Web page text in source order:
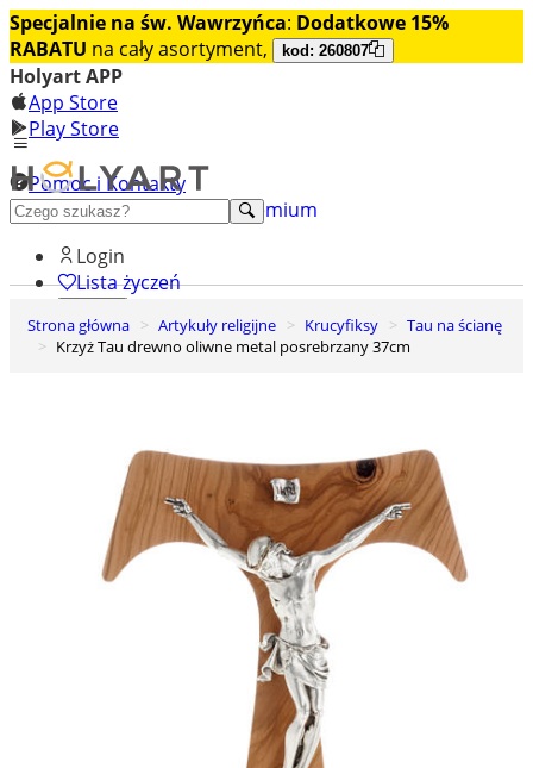
Specjalnie na św. Wawrzyńca: Dodatkowe 15%
RABATU na cały asortyment, kod: 260807
Holyart APP
App Store
Play Store
Pomoc i Kontakty
+48 222 922 860
Odkryj premium
Login
Lista życzeń
0
Koszyk
Strona główna Artykuły religijne Krucyfiksy
Tau na ścianę
Krzyż Tau drewno oliwne metal posrebrzany 37cm